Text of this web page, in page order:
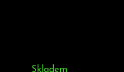
Skladem